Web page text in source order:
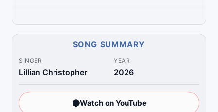
SONG SUMMARY
SINGER
Lillian Christopher
YEAR
2026
🔴Watch on YouTube